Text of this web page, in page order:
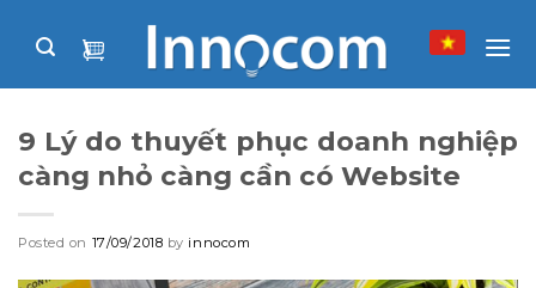
9 Lý do thuyết phục doanh nghiệp
càng nhỏ càng cần có Website
Posted on 17/09/2018 by innocom